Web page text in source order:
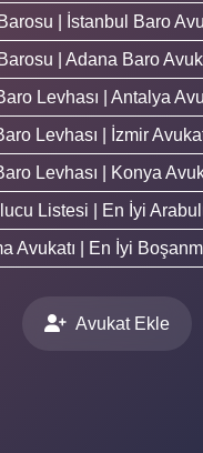
| İstanbul Baro
| Adana Baro
Levhası | Antalya
Levhası | İzmir
Levhası | Konya
Listesi | En İyi
Avukatı | En İyi
Avukat Ekle